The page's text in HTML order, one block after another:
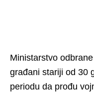
Ministarstvo
građani stariji od 30
periodu da prođu